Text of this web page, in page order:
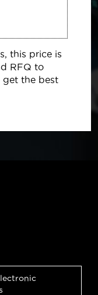
this price is
RFQ to
get the best